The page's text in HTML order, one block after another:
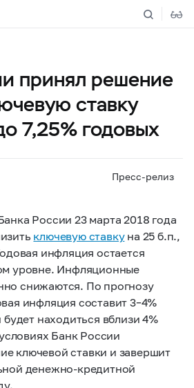
принял решение
ставку
7,25% годовых
Пресс-релиз
России 23 марта 2018 года
ключевую ставкуна 25 б.п.,
инфляция остается
уровне. Инфляционные
снижаются. По прогнозу
инфляция составит 3–4%
находиться вблизи 4%
Банк России
ключевой ставки и завершит
денежно-кредитной